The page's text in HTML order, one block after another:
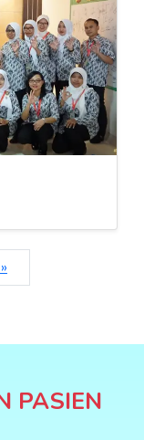
PASIEN